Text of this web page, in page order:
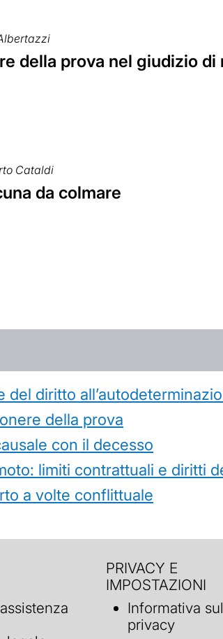
della prova nel giudizio
Cataldi
da colmare
diritto
della prova
con il decesso
limiti contrattuali e diritti
a volte conflittuale
PRIVACY E
IMPOSTAZIONI
Informativa
privacy